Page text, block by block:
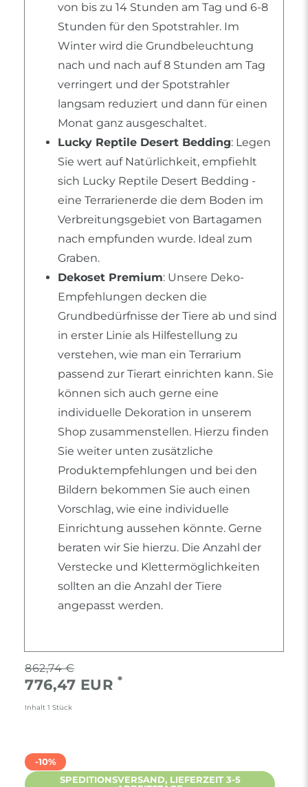
von bis zu 14 Stunden am Tag und 6-8
Stunden für den Spotstrahler. Im
Winter wird die Grundbeleuchtung
nach und nach auf 8 Stunden am Tag
verringert und der Spotstrahler
langsam reduziert und dann für einen
Monat ganz ausgeschaltet.
Lucky Reptile Desert Bedding: Legen
Sie wert auf Natürlichkeit, empfiehlt
sich Lucky Reptile Desert Bedding -
eine Terrarienerde die dem Boden im
Verbreitungsgebiet von Bartagamen
nach empfunden wurde. Ideal zum
Graben.
Dekoset Premium: Unsere Deko-
Empfehlungen decken die
Grundbedürfnisse der Tiere ab und sind
in erster Linie als Hilfestellung zu
verstehen, wie man ein Terrarium
passend zur Tierart einrichten kann. Sie
können sich auch gerne eine
individuelle Dekoration in unserem
Shop zusammenstellen. Hierzu finden
Sie weiter unten zusätzliche
Produktempfehlungen und bei den
Bildern bekommen Sie auch einen
Vorschlag, wie eine individuelle
Einrichtung aussehen könnte. Gerne
beraten wir Sie hierzu. Die Anzahl der
Verstecke und Klettermöglichkeiten
sollten an die Anzahl der Tiere
angepasst werden.
862,74 €
776,47 EUR *
Inhalt 1 Stück
-10%
SPEDITIONSVERSAND, LIEFERZEIT 3-5